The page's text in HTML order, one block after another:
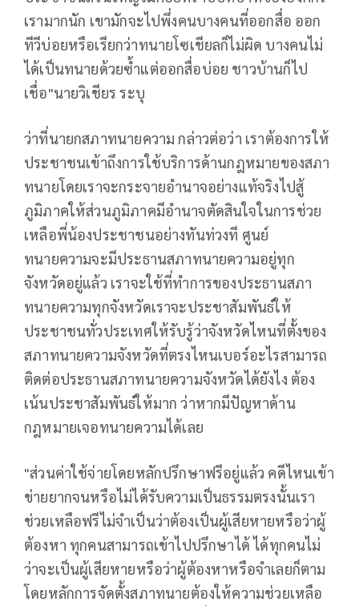
เรามากนัก เขามักจะไปพึ่งคนบางคนที่ออกสื่อ ออก
ทีวีบ่อยหรือเรียกว่าทนายโซเชียลก็ไม่ผิด บางคนไม่
ได้เป็นทนายด้วยซ้ำแต่ออกสื่อบ่อย ชาวบ้านก็ไป
เชื่อ"นายวิเชียร ระบุ
ว่าที่นายกสภาทนายความ กล่าวต่อว่า เราต้องการให้
ประชาชนเข้าถึงการใช้บริการด้านกฎหมายของสภา
ทนายโดยเราจะกระจายอำนาจอย่างแท้จริงไปสู้
ภูมิภาคให้ส่วนภูมิภาคมีอำนาจตัดสินใจในการช่วย
เหลือพี่น้องประชาชนอย่างทันท่วงที ศูนย์
ทนายความจะมีประธานสภาทนายความอยู่ทุก
จังหวัดอยู่แล้ว เราจะใช้ที่ทำการของประธานสภา
ทนายความทุกจังหวัดเราจะประชาสัมพันธ์ให้
ประชาชนทั่วประเทศให้รับรู้ว่าจังหวัดไหนที่ตั้งของ
สภาทนายความจังหวัดที่ตรงไหนเบอร์อะไรสามารถ
ติดต่อประธานสภาทนายความจังหวัดได้ยังไง ต้อง
เน้นประชาสัมพันธ์ให้มาก ว่าหากมีปัญหาด้าน
กฎหมายเจอทนายความได้เลย
"ส่วนค่าใช้จ่ายโดยหลักปรึกษาฟรีอยู่แล้ว คดีไหนเข้า
ข่ายยากจนหรือไม่ได้รับความเป็นธรรมตรงนั้นเรา
ช่วยเหลือฟรีไม่จำเป็นว่าต้องเป็นผู้เสียหายหรือว่าผู้
ต้องหา ทุกคนสามารถเข้าไปปรึกษาได้ ได้ทุกคนไม่
ว่าจะเป็นผู้เสียหายหรือว่าผู้ต้องหาหรือจำเลยก็ตาม
โดยหลักการจัดตั้งสภาทนายต้องให้ความช่วยเหลือ